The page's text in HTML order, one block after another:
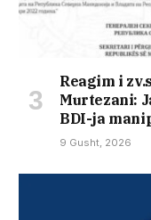
Reagim i
Murtezani:
BDI-ja
9 Gusht, 2026